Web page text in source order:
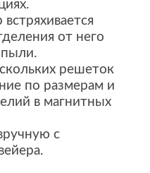
от него
решеток
по размерам и
в магнитных
с